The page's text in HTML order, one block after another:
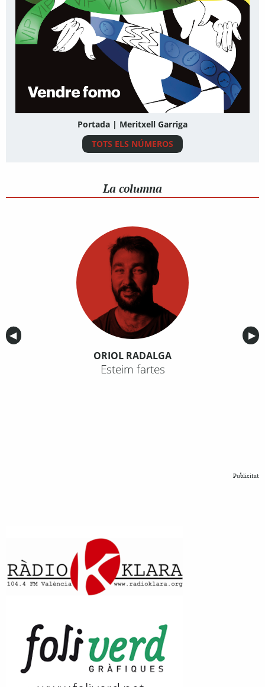
Portada | Meritxell Garriga
TOTS ELS NÚMEROS
La columna
Anterior
◀︎ ▶︎
ORIOL RADALGA
Esteim fartes
Publicitat